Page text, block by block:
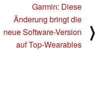
Garmin: Diese
Änderung bringt die
neue Software-Version
auf Top-Wearables
⟩